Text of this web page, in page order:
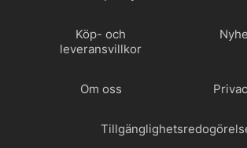
Köp- och
leveransvillkor
Om oss